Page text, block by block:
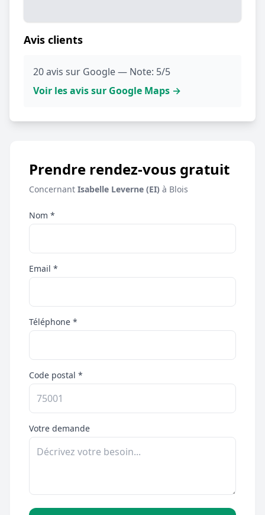
Avis clients
20 avis sur Google — Note: 5/5
Voir les avis sur Google Maps →
Prendre rendez-vous gratuit
Concernant Isabelle Leverne (EI) à Blois
Nom *
Email *
Téléphone *
Code postal *
Votre demande